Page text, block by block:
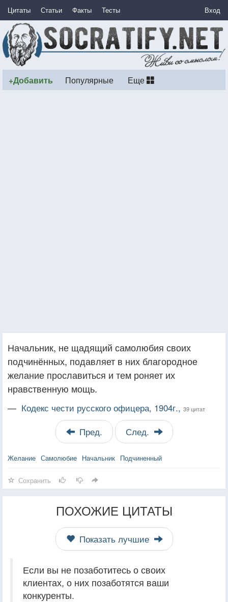
Цитаты Статьи Факты Тесты Вход
+Добавить Популярные Еще
Начальник, не щадящий самолюбия своих
подчинённых, подавляет в них благородное
желание прославиться и тем роняет их
нравственную мощь.
— Кодекс чести русского офицера, 1904г., 39 цитат
Пред. След.
Желание Самолюбие Начальник Подчиненный
Сохранить
ПОХОЖИЕ ЦИТАТЫ
Показать лучшие
Если вы не позаботитесь о своих
клиентах, о них позаботятся ваши
конкуренты.